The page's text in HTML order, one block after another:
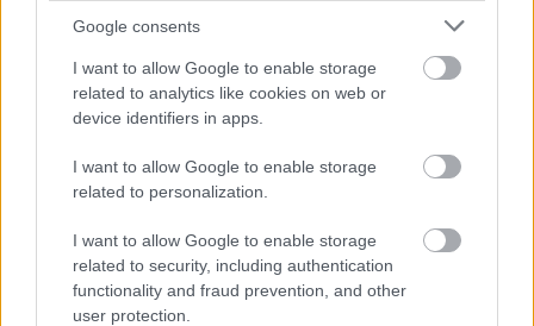
Google consents
I want to allow Google to enable storage
related to analytics like cookies on web or
device identifiers in apps.
I want to allow Google to enable storage
related to personalization.
I want to allow Google to enable storage
related to security, including authentication
functionality and fraud prevention, and other
user protection.
Ciekawostki
— Czego nie wiecie o dupiu
aferzysta— A co zaferowiczem
Mogą Cię zainteresować również hasła
rożen